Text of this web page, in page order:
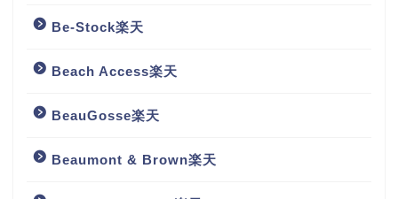
Be-Stock楽天
Beach Access楽天
BeauGosse楽天
Beaumont & Brown楽天